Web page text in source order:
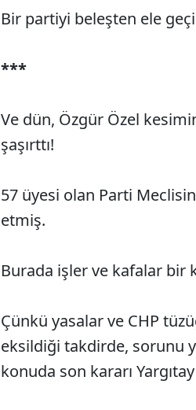
Bir partiyi beleşten ele
***
Ve dün, Özgür Özel
şaşırttı!
57 üyesi olan Parti
etmiş.
Burada işler ve kafalar bir
Çünkü yasalar ve CHP
eksildiği takdirde, sorunu
konuda son kararı